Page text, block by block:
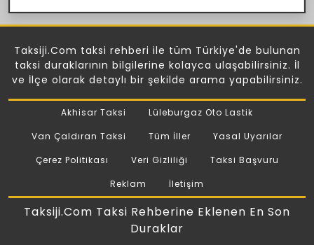
Taksiji.Com taksi rehberi ile tüm Türkiye'de bulunan
taksi duraklarının bilgilerine kolayca ulaşabilirsiniz. İl
ve İlçe olarak detaylı bir şekilde arama yapabilirsiniz.
Akhisar Taksi
Lüleburgaz Oto Lastik
Van Çaldıran Taksi
Tüm İller
Yasal Uyarılar
Çerez Politikası
Veri Gizliliği
Taksi Başvuru
Reklam
İletişim
Taksiji.Com Taksi Rehberine Eklenen En Son
Duraklar